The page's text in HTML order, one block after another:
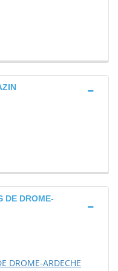
DE DROME-
DROME-ARDECHE